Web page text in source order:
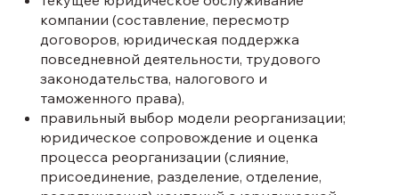
компании (составление, пересмотр
договоров, юридическая поддержка
повседневной деятельности, трудового
законодательства, налогового и
таможенного права),
правильный выбор модели реорганизации;
юридическое сопровождение и оценка
процесса реорганизации (слияние,
присоединение, разделение, отделение,